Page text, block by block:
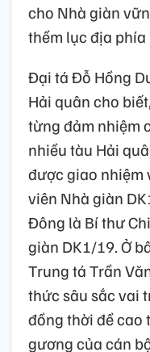
cho Nhà giàn
thềm lục địa
Đại tá Đỗ Hồng
Hải quân cho
từng đảm nhiệm
nhiều tàu Hải
được giao nhiệm
viên Nhà giàn
Đông là Bí thư
giàn DK1/19. Ở
Trung tá Trần
thức sâu sắc vai
đồng thời đề cao
gương của cán